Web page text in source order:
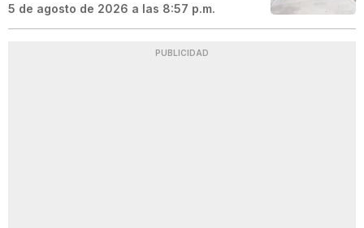
5 de agosto de 2026 a las 8:57 p.m.
PUBLICIDAD